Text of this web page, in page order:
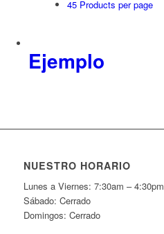
45 Products per page
Ejemplo
NUESTRO HORARIO
Lunes a Viernes: 7:30am – 4:30pm
Sábado: Cerrado
Domingos: Cerrado